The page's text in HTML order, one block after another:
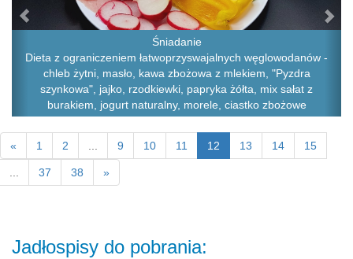
Śniadanie
Dieta z ograniczeniem łatwoprzyswajalnych węglowodanów -
chleb żytni, masło, kawa zbożowa z mlekiem, "Pyzdra
szynkowa", jajko, rzodkiewki, papryka żółta, mix sałat z
burakiem, jogurt naturalny, morele, ciastko zbożowe
« 1 2 ... 9 10 11 12 13 14 15
... 37 38 »
Jadłospisy do pobrania: